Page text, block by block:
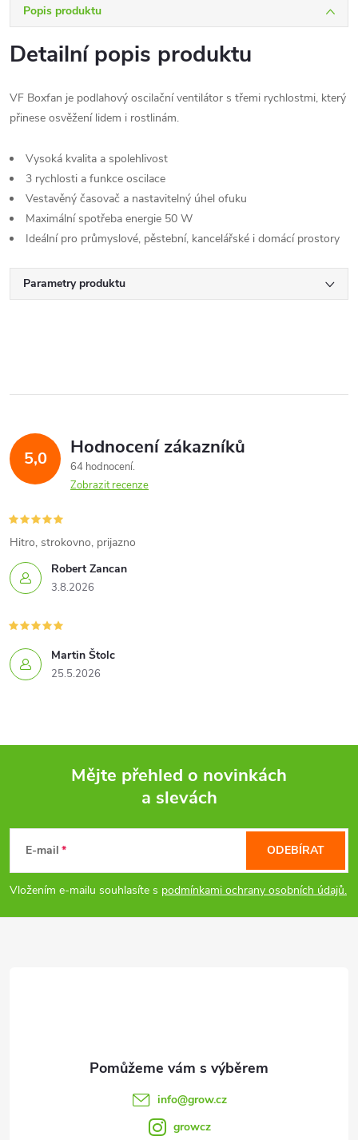
Popis produktu
Detailní popis produktu
VF Boxfan je podlahový oscilační ventilátor s třemi rychlostmi, který
přinese osvěžení lidem i rostlinám.
Vysoká kvalita a spolehlivost
3 rychlosti a funkce oscilace
Vestavěný časovač a nastavitelný úhel ofuku
Maximální spotřeba energie 50 W
Ideální pro průmyslové, pěstební, kancelářské i domácí prostory
Parametry produktu
5,0 Hodnocení zákazníků
64 hodnocení
Zobrazit recenze
Robert Zancan
3.8.2026
Hitro, strokovno, prijazno
Martin Štolc
25.5.2026
p
a
Mějte přehled o novinkách
a slevách
E-mail
Vložením e-mailu souhlasíte s podmínkami ochrany osobních údajů.
ODEBÍRAT
info@grow.cz
growcz